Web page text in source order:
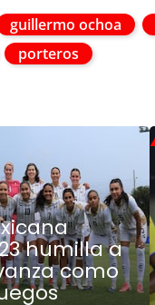
guillermo ochoa
porteros
humilla a
como